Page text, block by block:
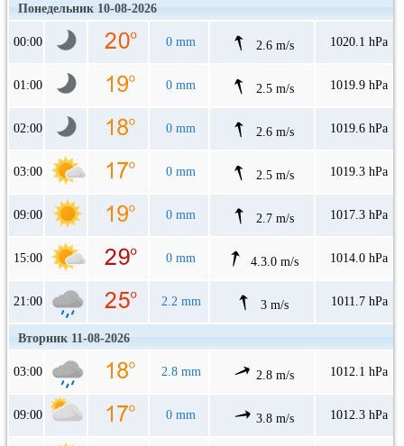
Понедельник 10-08-2026
00:00 0 mm 2.6 m/s 1020.1 hPa
01:00 0 mm 2.5 m/s 1019.9 hPa
02:00 0 mm 2.6 m/s 1019.6 hPa
03:00 0 mm 2.5 m/s 1019.3 hPa
09:00 0 mm 2.7 m/s 1017.3 hPa
15:00 0 mm 4.3.0 m/s 1014.0 hPa
21:00 2.2 mm 3 m/s 1011.7 hPa
Вторник 11-08-2026
03:00 2.8 mm 2.8 m/s 1012.1 hPa
09:00 0 mm 3.8 m/s 1012.3 hPa